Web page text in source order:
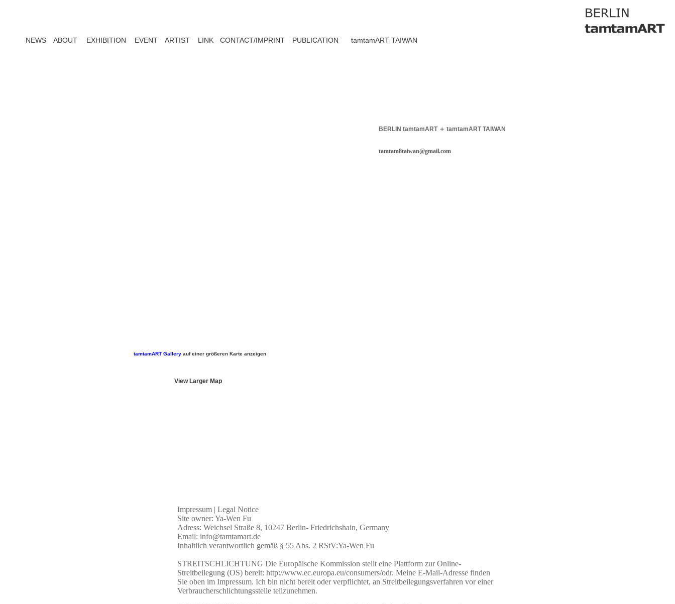
NEWS ABOUT EXHIBITION EVENT ARTIST LINK CONTACT/IMPRINT PUBLICATION tamtamART TAIWAN
tamtamART Galleryauf einer größeren Karte anzeigen
View Larger Map
BERLIN tamtamART ＋ tamtamART TAIWAN
tamtam8taiwan@gmail.com
Impressum | Legal Notice
Site owner: Ya-Wen Fu
Adress: Weichsel Straße 8, 10247 Berlin- Friedrichshain, Germany
Email: info@tamtamart.de
Inhaltlich verantwortlich gemäß § 55 Abs. 2 RStV:Ya-Wen Fu
STREITSCHLICHTUNG Die Europäische Kommission stellt eine Plattform zur Online-
Streitbeilegung (OS) bereit: http://www.ec.europa.eu/consumers/odr. Meine E-Mail-Adresse finden
Sie oben im Impressum. Ich bin nicht bereit oder verpflichtet, an Streitbeilegungsverfahren vor einer
Verbraucherschlichtungsstelle teilzunehmen.